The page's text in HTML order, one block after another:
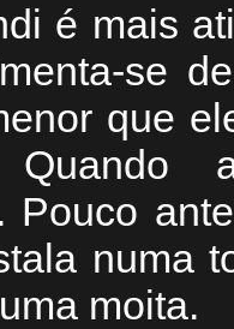
é mais
se
que
Quando
Pouco
numa
moita.